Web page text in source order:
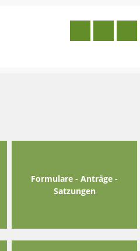
Formulare - Anträge -
Satzungen